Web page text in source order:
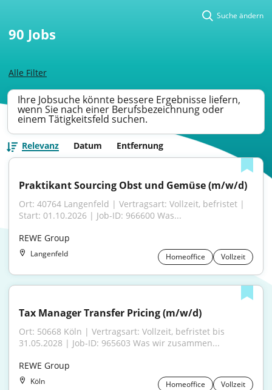
Alle Filter
Suche ändern
90 Jobs
Ihre Jobsuche könnte bessere Ergebnisse liefern,
wenn Sie nach einer Berufsbezeichnung oder
einem Tätigkeitsfeld suchen.
Relevanz Datum Entfernung
Praktikant Sourcing Obst und Gemüse (m/w/d)
Ort: 40764 Langenfeld | Vertragsart: Vollzeit, befristet |
Start: 01.10.2026 | Job-ID: 966600 Was...
REWE Group
Langenfeld Homeoffice Vollzeit
Tax Manager Transfer Pricing (m/w/d)
Ort: 50668 Köln | Vertragsart: Vollzeit, befristet bis
31.05.2028 | Job-ID: 965603 Was wir zusammen...
REWE Group
Köln Homeoffice Vollzeit